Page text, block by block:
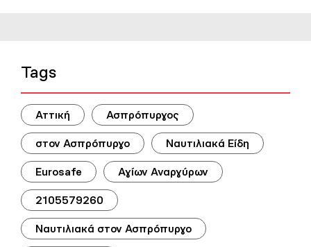
Tags
Αττική Ασπρόπυργος
στον Ασπρόπυργο Ναυτιλιακά Είδη
Eurosafe Αγίων Αναργύρων
2105579260
Ναυτιλιακά στον Ασπρόπυργο